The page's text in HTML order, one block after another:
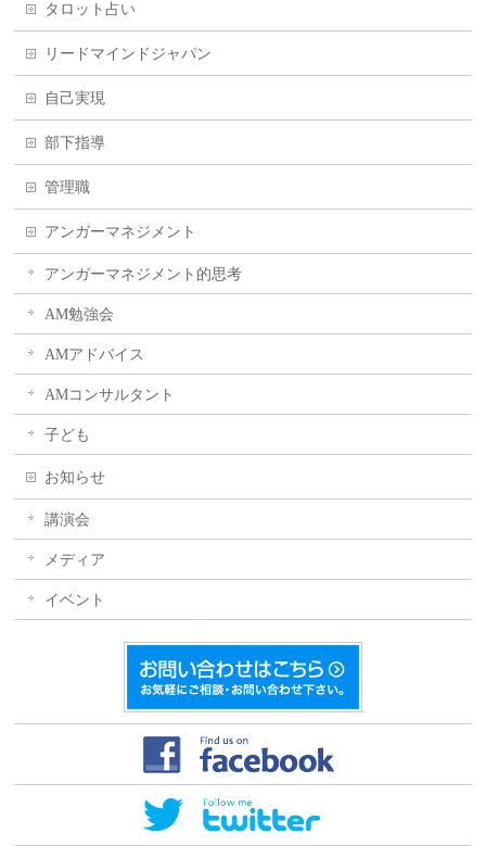
タロット占い
リードマインドジャパン
自己実現
部下指導
管理職
アンガーマネジメント
アンガーマネジメント的思考
AM勉強会
AMアドバイス
AMコンサルタント
子ども
お知らせ
講演会
メディア
イベント